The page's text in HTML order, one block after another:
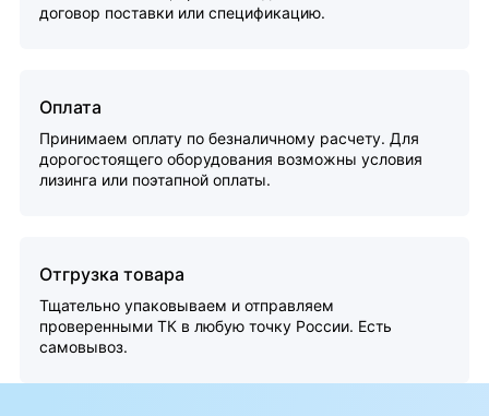
договор поставки или спецификацию.
Оплата
Принимаем оплату по безналичному расчету. Для
дорогостоящего оборудования возможны условия
лизинга или поэтапной оплаты.
Отгрузка товара
Тщательно упаковываем и отправляем
проверенными ТК в любую точку России. Есть
самовывоз.